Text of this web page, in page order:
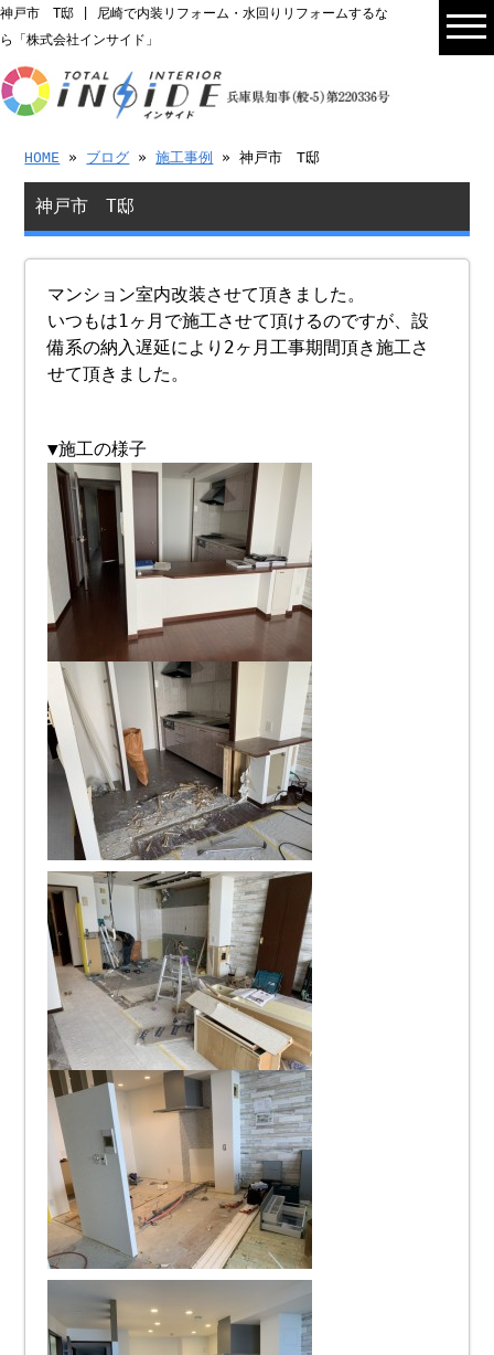
神戸市 T邸 | 尼崎で内装リフォーム・水回りリフォームするな
ら「株式会社インサイド」
HOME » ブログ »施工事例 » 神戸市 T邸
神戸市 T邸
マンション室内改装させて頂きました。
いつもは1ヶ月で施工させて頂けるのですが、設
備系の納入遅延により2ヶ月工事期間頂き施工さ
せて頂きました。
▼施工の様子